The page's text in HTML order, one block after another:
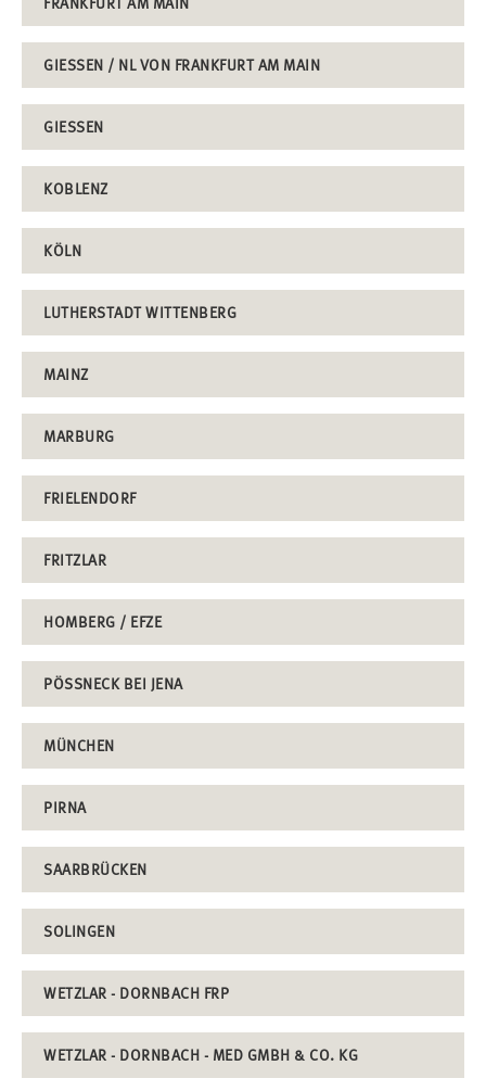
GIESSEN / NL VON FRANKFURT AM MAIN
GIESSEN
KOBLENZ
KÖLN
LUTHERSTADT WITTENBERG
MAINZ
MARBURG
FRIELENDORF
FRITZLAR
HOMBERG / EFZE
PÖSSNECK BEI JENA
MÜNCHEN
PIRNA
SAARBRÜCKEN
SOLINGEN
WETZLAR - DORNBACH FRP
WETZLAR - DORNBACH - MED GMBH & CO. KG